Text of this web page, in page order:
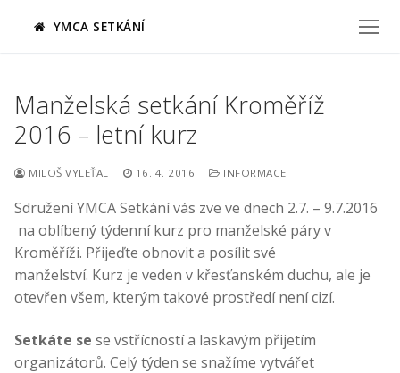
YMCA SETKÁNÍ
Manželská setkání Kroměříž
2016 – letní kurz
MILOŠ VYLEŤAL 16. 4. 2016 INFORMACE
Sdružení YMCA Setkání vás zve ve dnech 2.7. – 9.7.2016
na oblíbený týdenní kurz pro manželské páry v
Kroměříži. Přijeďte obnovit a posílit své
manželství. Kurz je veden v křesťanském duchu, ale je
otevřen všem, kterým takové prostředí není cizí.
Setkáte se se vstřícností a laskavým přijetím
organizátorů. Celý týden se snažíme vytvářet